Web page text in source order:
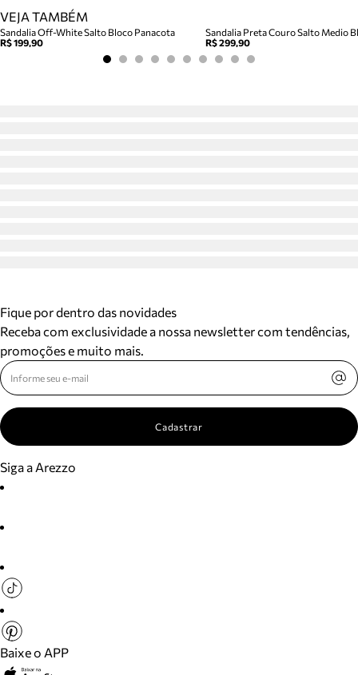
VEJA TAMBÉM
Sandalia Off-White Salto Bloco Panacota
R$ 199,90
Sandalia Preta Couro Salto Medio
R$ 299,90
Fique por dentro das novidades
Receba com exclusividade a nossa newsletter com tendências,
promoções e muito mais.
Cadastrar
Siga a Arezzo
Baixe o APP